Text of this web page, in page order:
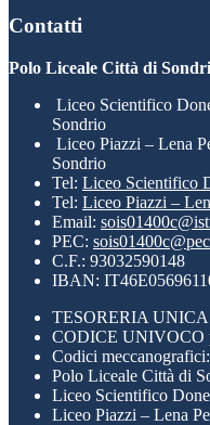
Contatti
Polo Liceale Città di
Liceo Scientifico
Sondrio
Liceo Piazzi – Lena
Sondrio
Tel: Liceo Scientifico
Tel: Liceo Piazzi –
Email:
PEC:
C.F.: 93032590148
IBAN:
TESORERIA
CODICE UNIVOCO
Codici meccanografici:
Polo Liceale Città di
Liceo Scientifico
Liceo Piazzi – Lena